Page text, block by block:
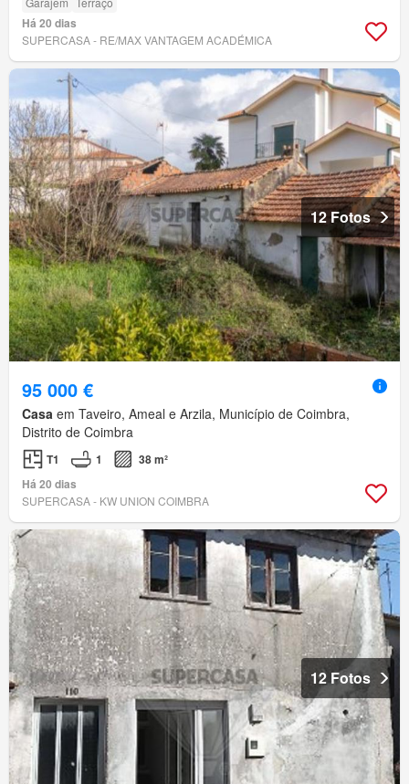
Há 20 dias
SUPERCASA - RE/MAX VANTAGEM ACADÉMICA
12 Fotos
95 000 €
Casa em Taveiro, Ameal e Arzila, Município de Coimbra,
Distrito de Coimbra
T1 1
38 m²
Há 20 dias
SUPERCASA - KW UNION COIMBRA
12 Fotos